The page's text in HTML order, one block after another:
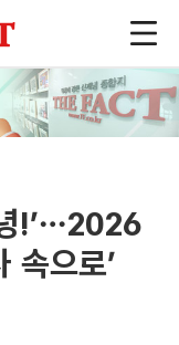
!’…2026
속으로’